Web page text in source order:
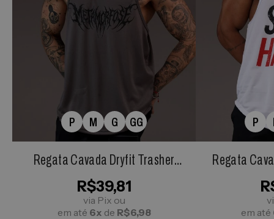
P M G GG
Regata Cavada Dryfit Trasher
Cinza Chumbo
R$39,81
via Pix ou
em até 6x de R$6,98
P
Regata
em até